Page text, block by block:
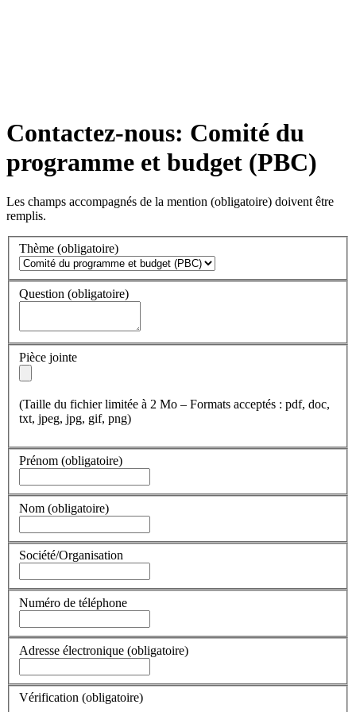
Contactez-nous: Comité du
programme et budget (PBC)
Les champs accompagnés de la mention (obligatoire) doivent être
remplis.
Thème (obligatoire)
Question (obligatoire)
Pièce jointe
(Taille du fichier limitée à 2 Mo – Formats acceptés : pdf, doc,
txt, jpeg, jpg, gif, png)
Prénom (obligatoire)
Nom (obligatoire)
Société/Organisation
Numéro de téléphone
Adresse électronique (obligatoire)
Vérification (obligatoire)